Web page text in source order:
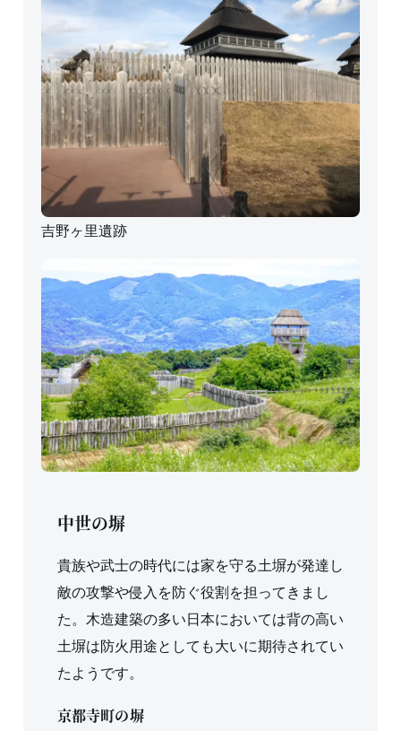
吉野ヶ里遺跡
中世の塀
貴族や武士の時代には家を守る土塀が発達し
敵の攻撃や侵入を防ぐ役割を担ってきまし
た。木造建築の多い日本においては背の高い
土塀は防火用途としても大いに期待されてい
たようです。
京都寺町の塀